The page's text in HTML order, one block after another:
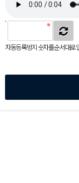
자동등록방지 숫자를 순서대로